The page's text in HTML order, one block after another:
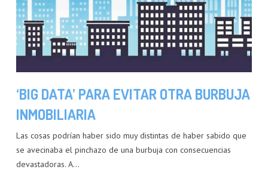
‘BIG DATA’ PARA EVITAR OTRA BURBUJA
INMOBILIARIA
Las cosas podrían haber sido muy distintas de haber sabido que
se avecinaba el pinchazo de una burbuja con consecuencias
devastadoras. A…